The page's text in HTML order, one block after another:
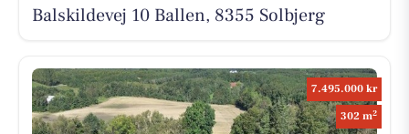
Balskildevej 10 Ballen, 8355 Solbjerg
7.495.000 kr
302 m2